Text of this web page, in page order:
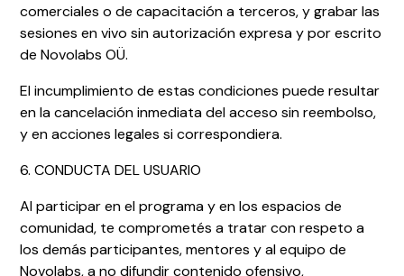
comerciales o de capacitación a terceros, y grabar las
sesiones en vivo sin autorización expresa y por escrito
de Novolabs OÜ.
El incumplimiento de estas condiciones puede resultar
en la cancelación inmediata del acceso sin reembolso,
y en acciones legales si correspondiera.
6. CONDUCTA DEL USUARIO
Al participar en el programa y en los espacios de
comunidad, te comprometés a tratar con respeto a
los demás participantes, mentores y al equipo de
Novolabs, a no difundir contenido ofensivo,